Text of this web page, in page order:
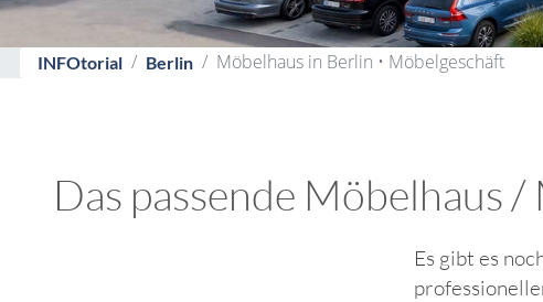
INFOtorial Berlin Möbelhaus in Berlin • Möbelgeschäft
Das passende Möbelhaus
Es gibt es